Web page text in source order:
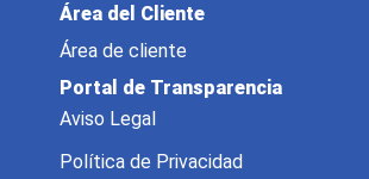
Área del Cliente
Área de cliente
Portal de Transparencia
Aviso Legal
Política de Privacidad